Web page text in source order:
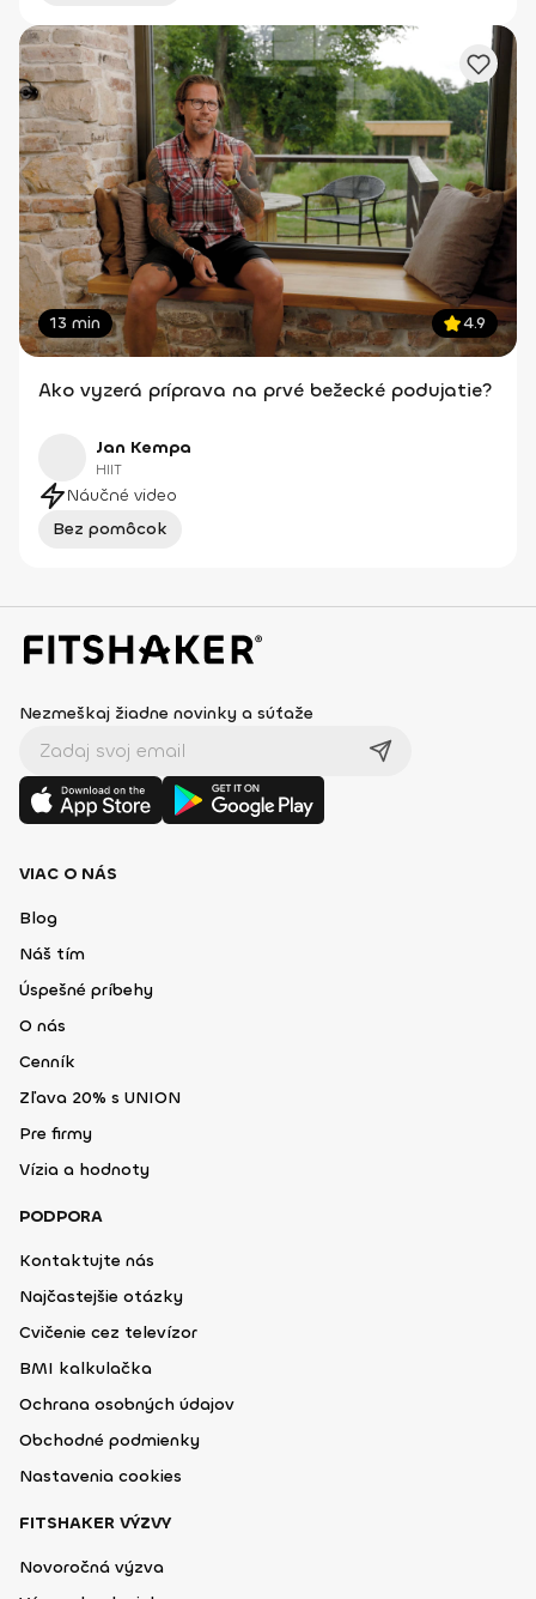
13 min 4.9
Ako vyzerá príprava na prvé bežecké podujatie?
Jan Kempa
HIIT
Náučné video
Bez pomôcok
Nezmeškaj žiadne novinky a súťaže
VIAC O NÁS
Blog
Náš tím
Úspešné príbehy
O nás
Cenník
Zľava 20% s UNION
Pre firmy
Vízia a hodnoty
PODPORA
Kontaktujte nás
Najčastejšie otázky
Cvičenie cez televízor
BMI kalkulačka
Ochrana osobných údajov
Obchodné podmienky
Nastavenia cookies
FITSHAKER VÝZVY
Novoročná výzva